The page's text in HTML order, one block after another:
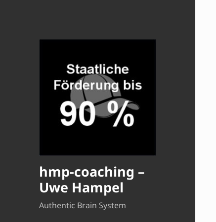
hmp-coaching –
Uwe Hampel
Authentic Brain System